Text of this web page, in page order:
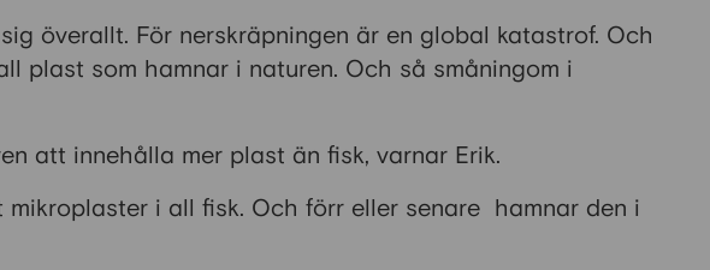
överallt. För nerskräpningen är en global katastrof. Och
plast som hamnar i naturen. Och så småningom i
att innehålla mer plast än fisk, varnar Erik.
mikroplaster i all fisk. Och förr eller senare hamnar den i